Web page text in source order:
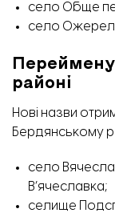
село Обще
село
районі
Нові назви
Бердянському
село
В’ячеславка;
селище